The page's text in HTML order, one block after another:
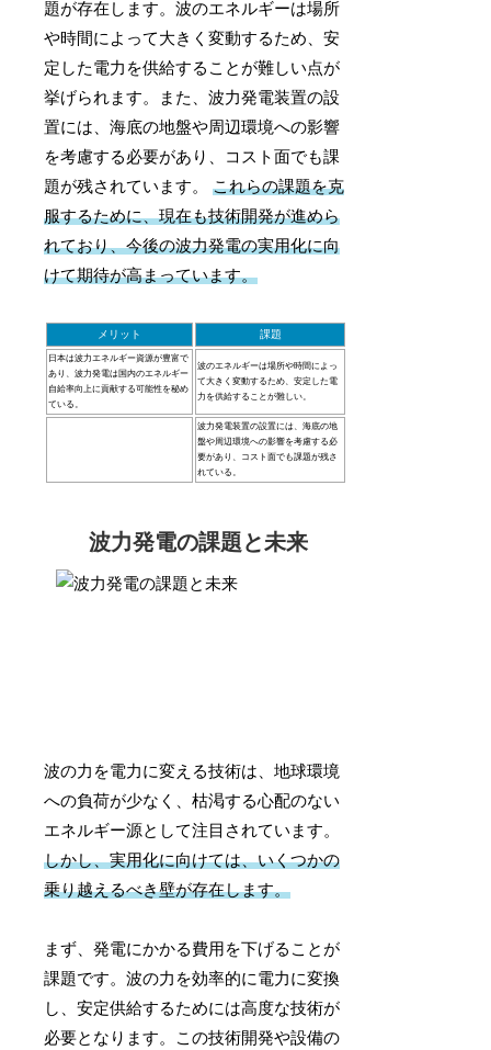
題が存在します。波のエネルギーは場所
や時間によって大きく変動するため、安
定した電力を供給することが難しい点が
挙げられます。また、波力発電装置の設
置には、海底の地盤や周辺環境への影響
を考慮する必要があり、コスト面でも課
題が残されています。これらの課題を克
服するために、現在も技術開発が進めら
れており、今後の波力発電の実用化に向
けて期待が高まっています。
メリット 課題
日本は波力エネルギー資源が豊富で
あり、波力発電は国内のエネルギー
自給率向上に貢献する可能性を秘め
ている。
波のエネルギーは場所や時間によっ
て大きく変動するため、安定した電
力を供給することが難しい。
波力発電装置の設置には、海底の地
盤や周辺環境への影響を考慮する必
要があり、コスト面でも課題が残さ
れている。
波力発電の課題と未来
波の力を電力に変える技術は、地球環境
への負荷が少なく、枯渇する心配のない
エネルギー源として注目されています。
しかし、実用化に向けては、いくつかの
乗り越えるべき壁が存在します。
まず、発電にかかる費用を下げることが
課題です。波の力を効率的に電力に変換
し、安定供給するためには高度な技術が
必要となります。この技術開発や設備の